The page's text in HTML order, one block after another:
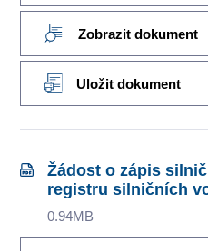
Zobrazit dokument
Uložit dokument
Žádost o zápis
registru silničních
0.94MB